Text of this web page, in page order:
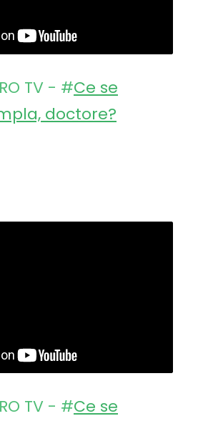
TV - #Ce se
doctore?
TV - #Ce se